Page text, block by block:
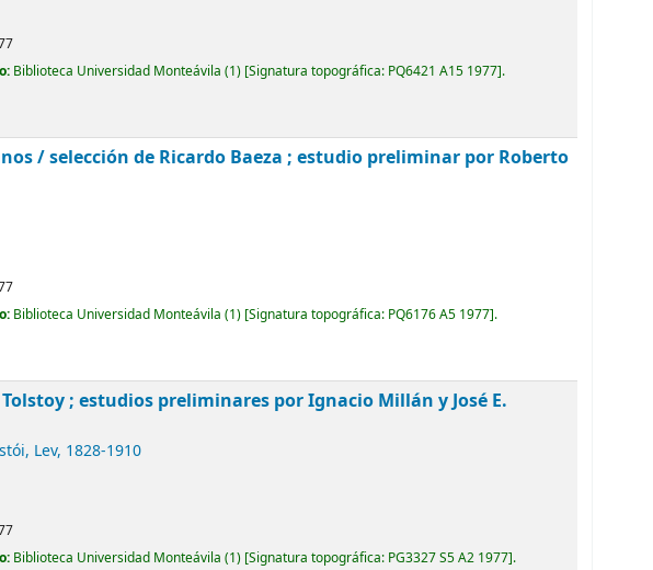
Biblioteca Universidad Monteávila (1) Signatura topográfica: PQ6421 A15 1977 .
/selección de Ricardo Baeza ; estudio preliminar por Roberto
Biblioteca Universidad Monteávila (1) Signatura topográfica: PQ6176 A5 1977 .
; estudios preliminares por Ignacio Millán y José E.
Lev, 1828-1910
Biblioteca Universidad Monteávila (1) Signatura topográfica: PG3327 S5 A2 1977 .